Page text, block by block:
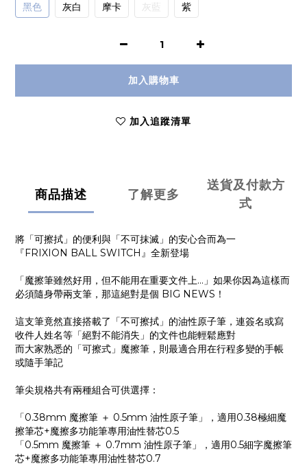
黑色 灰白 摩卡 灰藍 紫
加入購物車
加入追蹤清單
商品描述 了解更多
送貨及付款方
式
將「可擦拭」的便利與「不可抹滅」的安心合而為一
『FRIXION BALL SWITCH』全新登場
「魔擦筆雖然好用，但不能用在重要文件上...」如果你因為這樣而
必須隨身帶兩支筆，那這絕對是個 BIG NEWS！
這支筆竟然直接搭載了「不可擦拭」的油性原子筆，連簽名或寫
收件人姓名等「絕對不能消失」的文件也能輕鬆應對
而大家熟悉的「可擦式」魔擦筆，則最適合用在行程多變的手帳
或隨手筆記
筆尖規格共有兩種組合可供選擇：
「0.38mm 魔擦筆 ＋ 0.5mm 油性原子筆」，適用0.38極細魔
擦筆芯+魔擦多功能筆專用油性替芯0.5
「0.5mm 魔擦筆 ＋ 0.7mm 油性原子筆」，適用0.5細字魔擦筆
芯+魔擦多功能筆專用油性替芯0.7